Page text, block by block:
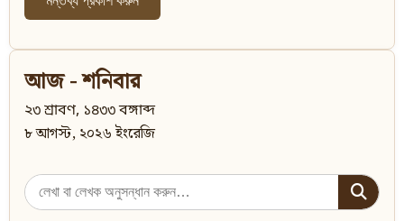
আজ - শনিবার
২৩ শ্রাবণ, ১৪৩৩ বঙ্গাব্দ
৮ আগস্ট, ২০২৬ ইংরেজি
Search
for: